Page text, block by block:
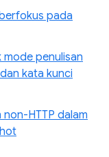
pada
mode penulisan
kata kunci
HTTP dalam